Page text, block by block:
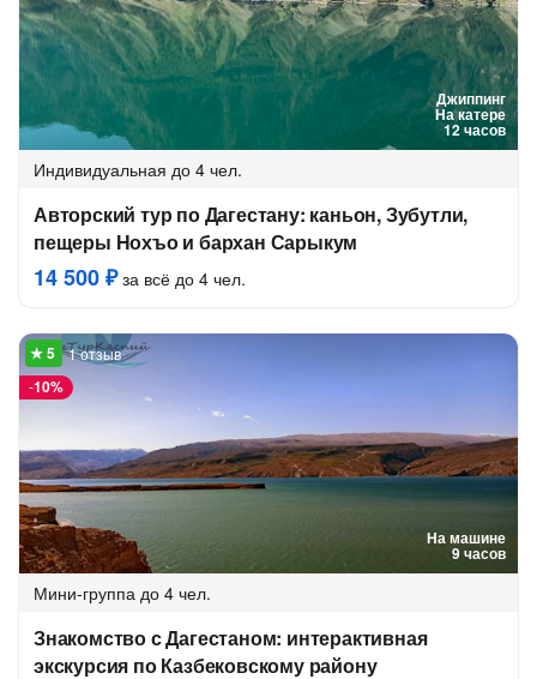
Джиппинг
На катере
12 часов
Индивидуальная до 4 чел.
Авторский тур по Дагестану: каньон, Зубутли,
пещеры Нохъо и бархан Сарыкум
14 500 ₽за всё до 4 чел.
На машине
9 часов
-10%
1 отзыв
Мини-группа до 4 чел.
Знакомство с Дагестаном: интерактивная
экскурсия по Казбековскому району